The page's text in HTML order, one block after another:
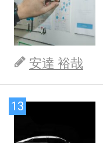
安達 裕哉
13